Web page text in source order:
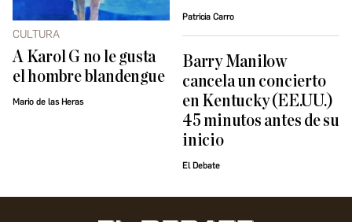
CULTURA
A Karol G no le gusta
el hombre blandengue
Mario de las Heras
Patricia Carro
Barry Manilow
cancela un concierto
en Kentucky (EE.UU.)
45 minutos antes de su
inicio
El Debate